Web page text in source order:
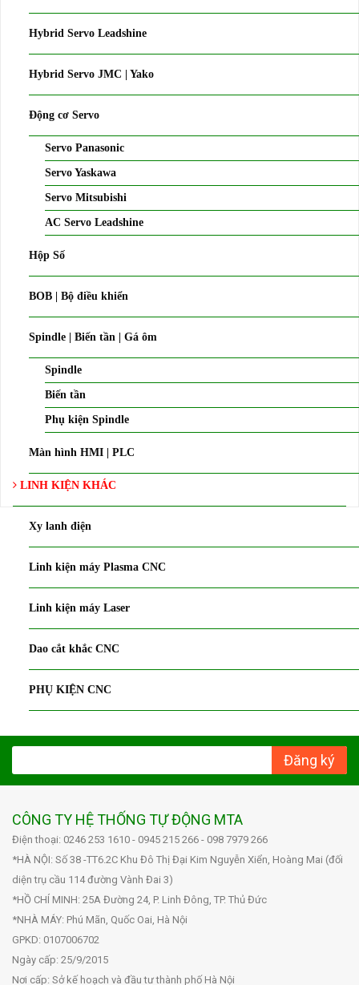
Hybrid Servo Leadshine
Hybrid Servo JMC | Yako
Động cơ Servo
Servo Panasonic
Servo Yaskawa
Servo Mitsubishi
AC Servo Leadshine
Hộp Số
BOB | Bộ điều khiển
Spindle | Biến tần | Gá ôm
Spindle
Biến tần
Phụ kiện Spindle
Màn hình HMI | PLC
LINH KIỆN KHÁC
Xy lanh điện
Linh kiện máy Plasma CNC
Linh kiện máy Laser
Dao cắt khắc CNC
PHỤ KIỆN CNC
Đăng ký
CÔNG TY HỆ THỐNG TỰ ĐỘNG MTA
Điện thoại: 0246 253 1610 - 0945 215 266 - 098 7979 266
*HÀ NỘI: Số 38 -TT6.2C Khu Đô Thị Đại Kim Nguyễn Xiển, Hoàng Mai (đối
diện trụ cầu 114 đường Vành Đai 3)
*HỒ CHÍ MINH: 25A Đường 24, P. Linh Đông, TP. Thủ Đức
*NHÀ MÁY: Phú Mãn, Quốc Oai, Hà Nội
GPKD: 0107006702
Ngày cấp: 25/9/2015
Nơi cấp: Sở kế hoạch và đầu tư thành phố Hà Nội